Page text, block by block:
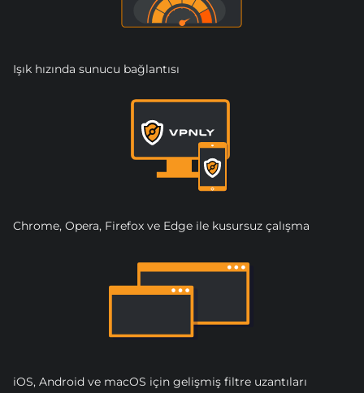
Işık hızında sunucu bağlantısı
Chrome, Opera, Firefox ve Edge ile kusursuz çalışma
iOS, Android ve macOS için gelişmiş filtre uzantıları